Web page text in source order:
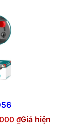
₫Giá hiện